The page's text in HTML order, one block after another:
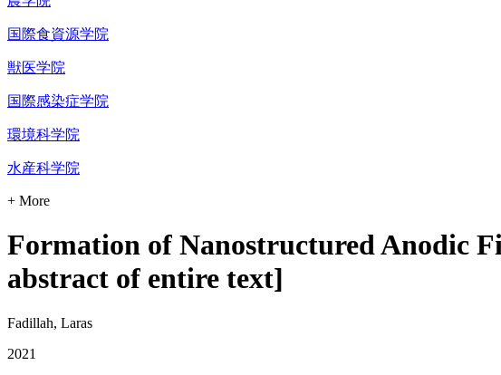
国際食資源学院
獣医学院
国際感染症学院
環境科学院
水産科学院
+ More
Formation of Nanostructured Anodic
abstract of entire text]
Fadillah, Laras
2021